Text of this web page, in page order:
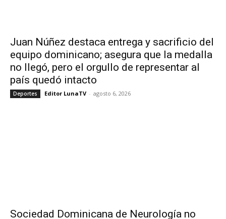
Juan Núñez destaca entrega y sacrificio del
equipo dominicano; asegura que la medalla
no llegó, pero el orgullo de representar al
país quedó intacto
Deportes Editor LunaTV - agosto 6, 2026
Sociedad Dominicana de Neurología no